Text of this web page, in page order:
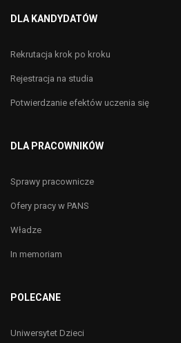
DLA KANDYDATÓW
Rekrutacja krok po kroku
Rejestracja na studia
Potwierdzanie efektów uczenia się
DLA PRACOWNIKÓW
Sprawy pracownicze
Ofery pracy w PANS
Władze
In memoriam
POLECANE
Uniwersytet Dzieci